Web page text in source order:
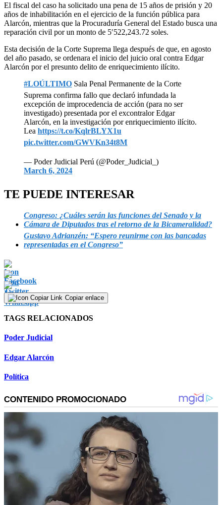
El fiscal del caso ha solicitado una pena de 15 años de prisión y 20
años de inhabilitación en el ejercicio de la función pública para
Alarcón, mientras que la Procuraduría General del Estado busca una
reparación civil por un monto de 5′522,243.72 soles.
Esta decisión de la Corte Suprema llega después de que, en agosto
del año pasado, se ordenara el inicio del juicio oral contra Edgar
Alarcón por el presunto delito de enriquecimiento ilícito.
#LOÚLTIMO Sala Penal Permanente de la Corte
Suprema confirma fallo que declaró infundada la
excepción de improcedencia de acción (para no ser
investigado) presentada por el excontralor Edgar
Alarcón, en la investigación por enriquecimiento ilícito.
Lea https://t.co/KqlrBLYX1u
pic.twitter.com/GWVKn34t8M
— Poder Judicial Perú (@Poder_Judicial_)
March 6, 2024
TE PUEDE INTERESAR
Congreso: ¿Cuáles serán las funciones del Senado y la
Cámara de Diputados tras el retorno de la Bicameralidad?
Gustavo Adrianzén: “Espero reunirme con las bancadas
representadas en el Congreso”
Copiar enlace
TAGS RELACIONADOS
Poder Judicial
Edgar Alarcón
Política